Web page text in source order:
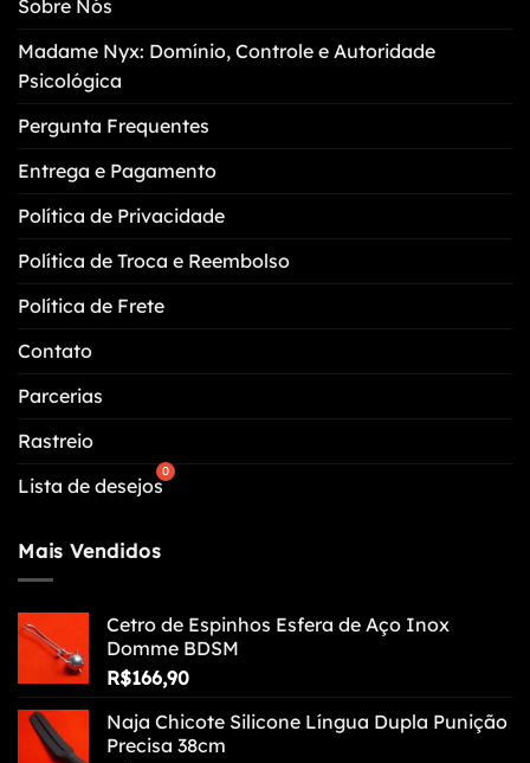
ser
na
página
produto
Sobre Nós
Madame Nyx: Domínio, Controle e Autoridade
Psicológica
Pergunta Frequentes
Entrega e Pagamento
Política de Privacidade
Política de Troca e Reembolso
Política de Frete
Contato
Parcerias
Rastreio
Lista de desejos
Mais Vendidos
Cetro de Espinhos Esfera de Aço Inox
Domme BDSM
R$166,90
Naja Chicote Silicone Língua Dupla Punição
Precisa 38cm